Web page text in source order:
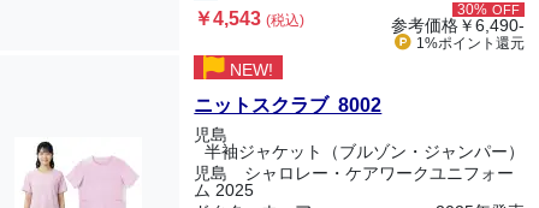
￥4,543(税込)
30% OFF
参考価格￥6,490-
1%ポイント 還元
NEW!
ニットスクラブ 8002
児島
半袖ジャケット（ブルゾン・ジャンパー）
児島 シャロレー・ケアワークユニフォー
ム 2025